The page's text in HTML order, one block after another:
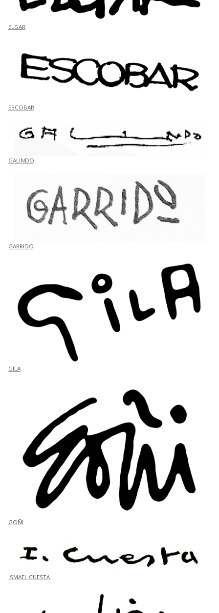
ELGAR
ESCOBAR
GALINDO
GARRIDO
GILA
GOÑI
ISMAEL CUESTA